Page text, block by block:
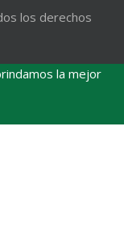
los derechos
la mejor